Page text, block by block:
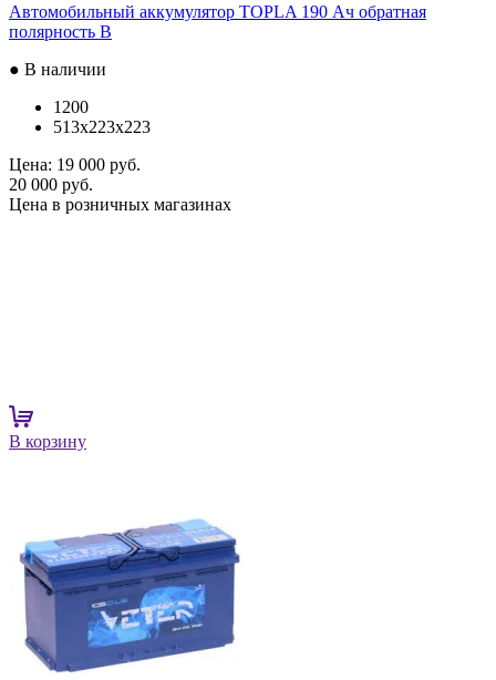
Автомобильный аккумулятор TOPLA 190 Ач обратная
полярность B
● В наличии
1200
513x223x223
Цена: 19 000 руб.
20 000 руб.
Цена в розничных магазинах
В корзину